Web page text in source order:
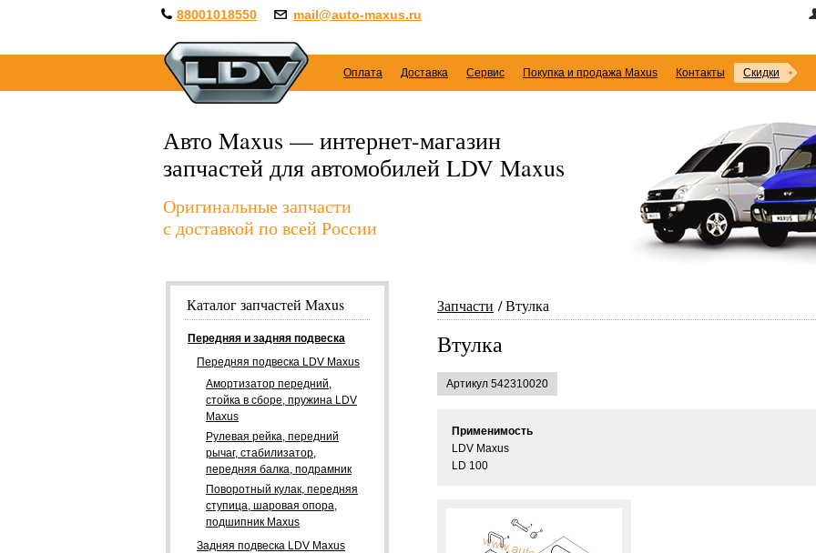
88001018550 mail@auto-maxus.ru
Оплата Доставка Сервис Покупка и продажа Maxus Контакты Скидки
Авто Maxus — интернет-магазин
запчастей для автомобилей LDV Maxus
Оригинальные запчасти
с доставкой по всей России
Запчасти Втулка
Втулка
Артикул 542310020
Применимость
LDV Maxus
LD 100
Каталог запчастей Maxus
Передняя и задняя подвеска
Передняя подвеска LDV Maxus
Амортизатор передний,
стойка в сборе, пружина LDV
Maxus
Рулевая рейка, передний
рычаг, стабилизатор,
передняя балка, подрамник
Поворотный кулак, передняя
ступица, шаровая опора,
подшипник Maxus
Задняя подвеска LDV Maxus